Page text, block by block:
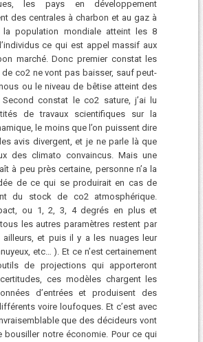
les pays en développement
des centrales à charbon et au gaz à
la population mondiale atteint les 8
ce qui est appel massif aux
marché. Donc premier constat les
co2 ne vont pas baisser, sauf peut-
ou le niveau de bêtise atteint des
Second constat le co2 sature, j’ai lu
de travaux scientifiques sur la
le moins que l’on puissent dire
avis divergent, et je ne parle là que
des climato convaincus. Mais une
à peu près certaine, personne n’a la
de ce qui se produirait en cas de
du stock de co2 atmosphérique.
ou 1, 2, 3, 4 degrés en plus et
les autres paramètres restent par
ailleurs, et puis il y a les nuages leur
etc… ). Et ce n’est certainement
de projections qui apporteront
ces modèles chargent les
d’entrées et produisent des
voire loufoques. Et c’est avec
que des décideurs vont
bousiller notre économie. Pour ce qui